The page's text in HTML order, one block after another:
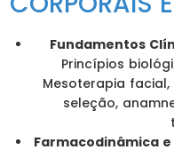
Fundamentos
Princípios
Mesoterapia
seleção,
Farmacodinâmica